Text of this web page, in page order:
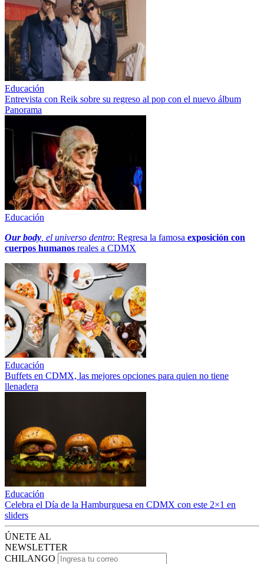
Educación
Entrevista con Reik sobre su regreso al pop con el nuevo álbum
Panorama
Educación
Our body , el universo dentro: Regresa la famosa exposición con
cuerpos humanos reales a CDMX
Educación
Buffets en CDMX, las mejores opciones para quien no tiene
llenadera
Educación
Celebra el Día de la Hamburguesa en CDMX con este 2×1 en
sliders
ÚNETE AL
NEWSLETTER
CHILANGO